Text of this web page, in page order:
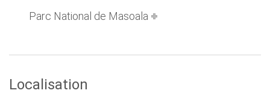
Parc National de Masoala
Localisation